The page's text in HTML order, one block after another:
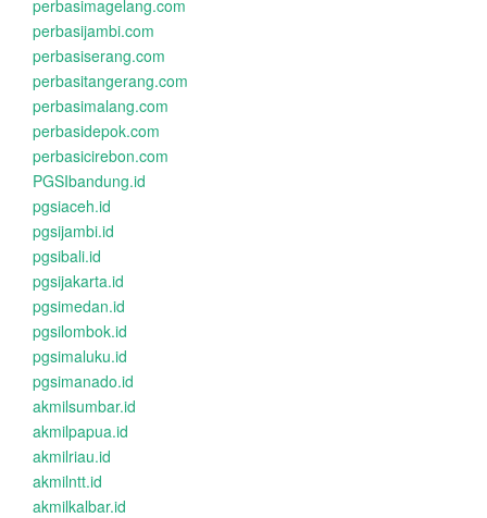
perbasimagelang.com
perbasijambi.com
perbasiserang.com
perbasitangerang.com
perbasimalang.com
perbasidepok.com
perbasicirebon.com
PGSIbandung.id
pgsiaceh.id
pgsijambi.id
pgsibali.id
pgsijakarta.id
pgsimedan.id
pgsilombok.id
pgsimaluku.id
pgsimanado.id
akmilsumbar.id
akmilpapua.id
akmilriau.id
akmilntt.id
akmilkalbar.id